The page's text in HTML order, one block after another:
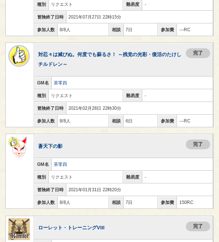
種別 リクエスト 難易度 -
冒険終了日時 2021年07月27日 22時15分
参加人数 8/8人 相談 7日 参加費 ---RC
対忍々は滅びぬ。何度でも蘇るさ！ ～残党の光彩・復活のたけし
チルドレン～
完了
GM名 茶零四
種別 リクエスト 難易度 -
冒険終了日時 2021年02月28日 22時30分
参加人数 8/8人 相談 6日 参加費 ---RC
蒼天下の影 完了
GM名 茶零四
種別 リクエスト 難易度 -
冒険終了日時 2021年01月31日 22時20分
参加人数 8/8人 相談 7日 参加費 150RC
ローレット・トレーニングVIII 完了